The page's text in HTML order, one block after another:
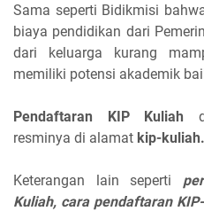
Sama seperti Bidikmisi
biaya pendidikan dari
dari keluarga kurang
memiliki potensi akademik
Pendaftaran KIP Kuliah
resminya di alamat kip-
Keterangan lain seperti
Kuliah, cara pendaftaran